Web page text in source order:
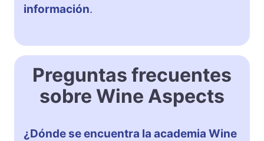
información.
Preguntas frecuentes
sobre Wine Aspects
¿Dónde se encuentra la academia Wine